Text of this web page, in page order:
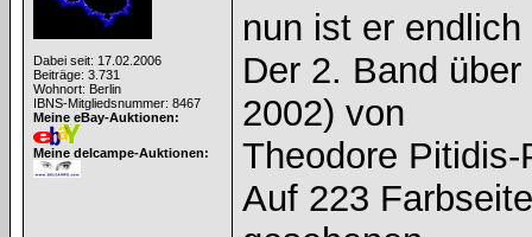
Dabei seit: 17.02.2006
Beiträge: 3.731
Wohnort: Berlin
IBNS-Mitgliedsnummer: 8467
Meine eBay-Auktionen:
Meine delcampe-Auktionen:
nun ist er
Der 2. Band
2002) von
Theodore
Auf 223